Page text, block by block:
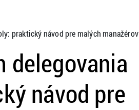
praktický návod pre malých manažérov
návod pre